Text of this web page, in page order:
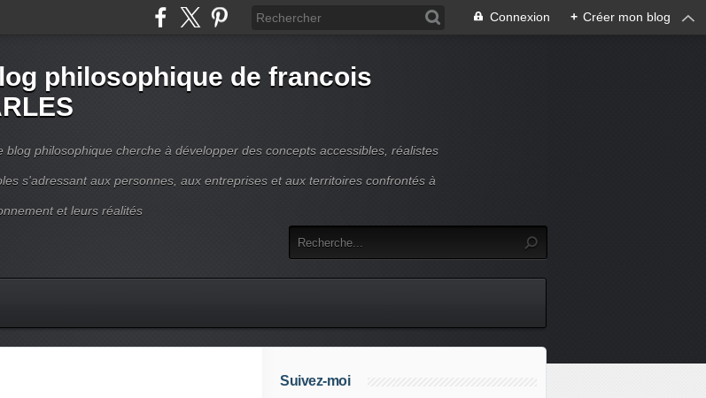
Connexion + Créer mon blog
philosophique de francois
blog philosophique cherche à développer des concepts accessibles, réalistes
s'adressant aux personnes, aux entreprises et aux territoires confrontés à
et leurs réalités
Suivez-moi